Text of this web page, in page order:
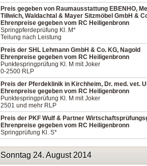
Preis gegeben von Raumausstattung EBENHO,
Tillwich, Waldachtal & Mayer Sitzmöbel GmbH &
Ehrenpreise gegeben vom RC Heiligenbronn
Springpferdeprüfung Kl. M*
Teilung nach Leistung
Preis der SHL Lehmann GmbH & Co. KG, Nagold
Ehrenpreise gegeben vom RC Heiligenbronn
Punktespringprüfung Kl. M mit Joker
0-2500 RLP
Preis der Pferdeklinik in Kirchheim, Dr. med. vet.
Ehrenpreise gegeben vom RC Heiligenbronn
Punktespringprüfung Kl. M mit Joker
2501 und mehr RLP
Preis der PKF Wulf & Partner
Ehrenpreise gegeben vom RC Heiligenbronn
Springprüfung Kl. S*
Sonntag 24. August 2014